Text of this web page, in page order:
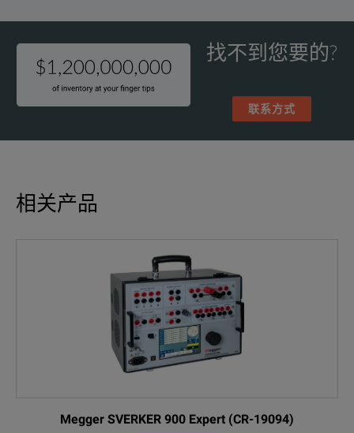
找不到您要的?
联系方式
相关产品
Megger SVERKER 900 Expert (CR-19094)